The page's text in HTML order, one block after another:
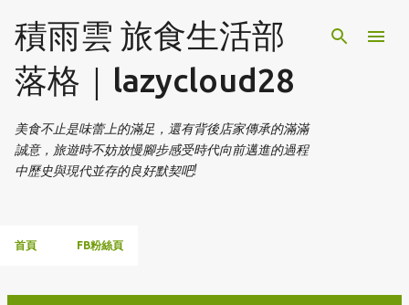
跳到主要內容
積雨雲 旅食生活部
落格｜lazycloud28
美食不止是味蕾上的滿足，還有背後店家傳承的滿滿
誠意，旅遊時不妨放慢腳步感受時代向前邁進的過程
中歷史與現代並存的良好默契吧!
首頁 FB粉絲頁